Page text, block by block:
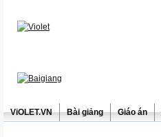
ViOLET.VN Bài giảng Giáo án